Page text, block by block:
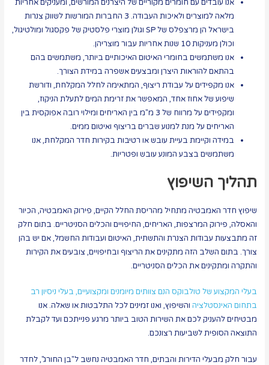
אנו עובדים עם חומרים מקוריים של היצרנים המורשים, ומעניקים אחריות
מלאה למוצרים ולאיכות העבודה. 3 החברות המורשות לשווק צנרות
בישראל הן מרצפלס של SP וגולן מוצרי פלסטיק של פקסגול ומולטיגול,
וכולן מעניקות 10 שנות אחריות עבור מוצריהן.
אנו משתמשים בחומרי האיטום האיכותיים ביותר, משתמשים בהם
בהתאם להוראות היצרן ומבצעים אשפרה במידת הצורך.
אנו מקפידים על עבודת ריצוף, המתאימה לחלל המקלחת, ודורשת
שיפוע של אחוז אחד, המאפשר את זרימת המים לתעלת הניקוז,
ומקפידים על מרווח של 3 מ"מ בין האריחים ומילוי רובה אפוקסית בין
האריחים על מנת למנוע שברים בריצוף ואיטום ממים.
במידה וקיימת בעיית עובש או רטיבות בקירות חדר המקלחת, אנו
משתמשים בצבע המונע עובש ופטריות.
תהליך השיפוץ
שיפוץ חדר האמבטיה מתחיל מהריסת החלל הקיים, פירוק האמבטיה, הכיור
והאסלה, פירוק המרצפות, האריחים, החיפויים והכלים הסניטריים. בתום חלק
זה מתבצעות עבודות הצנרת והתשתית, האיטום ועבודות החשמל, אם יש בהן
צורך. בתום השלב הזה מתקינים את הריצוף ובחיפויים, צובעים את הקירות
והתקרה ומתקינים את הכלים הסניטריים.
בעלי המקצוע של טולבוקס הנם צוותים מיומנים ומקצועיים, בעלי ניסיון רב
בתחום האינסטלציהוהשיפוץ, ואנו זמינים לכל התלבטות או שאלה. אנו
מבטיחים להעניק לכם את השירות הטוב ביותר מרגע פנייתכם ועד לקבלת
התוצאה הסופית לשביעות רצונכם.
עבור חלק מבעלי הדירות והבתים, חדר האמבטיה נחשב ל"בן החורג", לחדר